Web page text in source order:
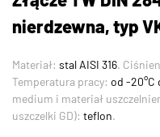
nierdzewna, typ
Materiał: stal AISI 316.
Temperatura pracy: od -20°C
medium i materiał
uszczelki GD): teflon.